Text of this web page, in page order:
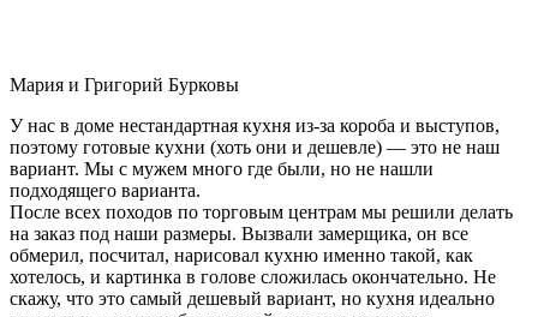
Мария и Григорий Бурковы
У нас в доме нестандартная кухня из-за короба и выступов,
поэтому готовые кухни (хоть они и дешевле) — это не наш
вариант. Мы с мужем много где были, но не нашли
подходящего варианта.
После всех походов по торговым центрам мы решили делать
на заказ под наши размеры. Вызвали замерщика, он все
обмерил, посчитал, нарисовал кухню именно такой, как
хотелось, и картинка в голове сложилась окончательно. Не
скажу, что это самый дешевый вариант, но кухня идеально